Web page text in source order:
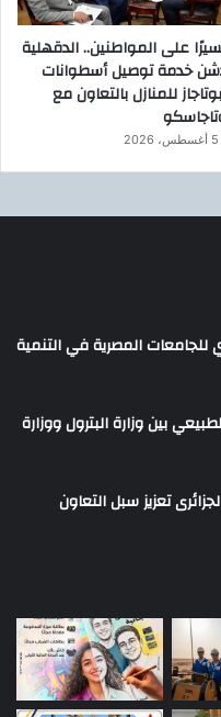
على المواطنين.. الدقهلية
خدمة توصيل أسطوانات
للمنازل بالتعاون مع
5 أغسطس، 2026
للجامعات المصرية في التنمية
بين وزارة البترول ووزارة
تعزيز سبل التعاون